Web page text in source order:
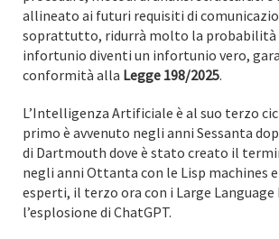
allineato ai futuri requisiti di
soprattutto, ridurrà molto la probabilità
infortunio diventi un infortunio vero,
conformità alla Legge 198/2025.
L’Intelligenza Artificiale è al suo terzo
primo è avvenuto negli anni Sessanta
di Dartmouth dove è stato creato il
negli anni Ottanta con le Lisp machines
esperti, il terzo ora con i Large Language
l’esplosione di ChatGPT.